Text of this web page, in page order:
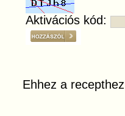
Aktivációs kód:
Ehhez a